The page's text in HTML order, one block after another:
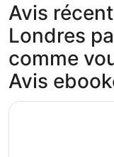
Avis
Londres
comme
Avis
The Bromley Court